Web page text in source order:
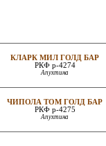
КЛАРК МИЛ ГОЛД БАР
РКФ р-4274
Апухтина
ЧИПОЛА ТОМ ГОЛД БАР
РКФ р-4275
Апухтина